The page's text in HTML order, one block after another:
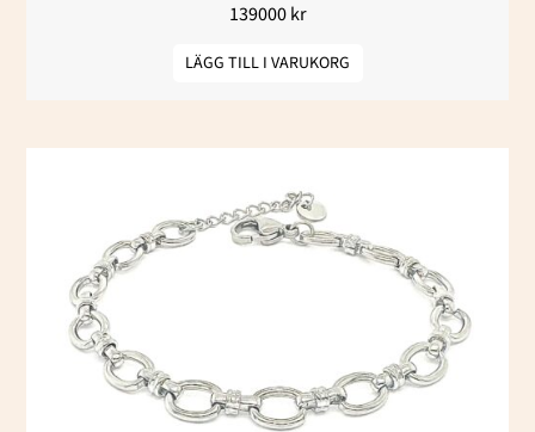
139000kr
LÄGG TILL I VARUKORG